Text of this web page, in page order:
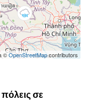
©OpenStreetMapcontributors
σε